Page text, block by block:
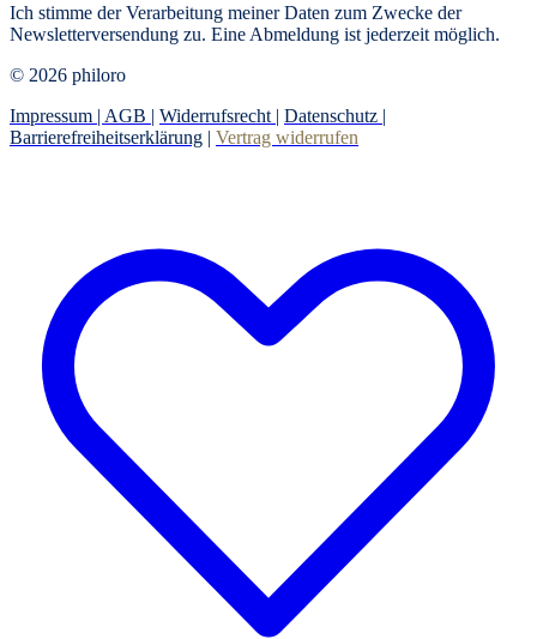
Ich stimme der Verarbeitung meiner Daten zum Zwecke der
Newsletterversendung zu. Eine Abmeldung ist jederzeit möglich.
© 2026 philoro
Impressum | AGB | Widerrufsrecht | Datenschutz |
Barrierefreiheitserklärung | Vertrag widerrufen